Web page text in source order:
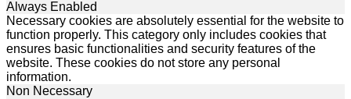
Always Enabled
Necessary cookies are absolutely essential for the website to
function properly. This category only includes cookies that
ensures basic functionalities and security features of the
website. These cookies do not store any personal
information.
Non Necessary